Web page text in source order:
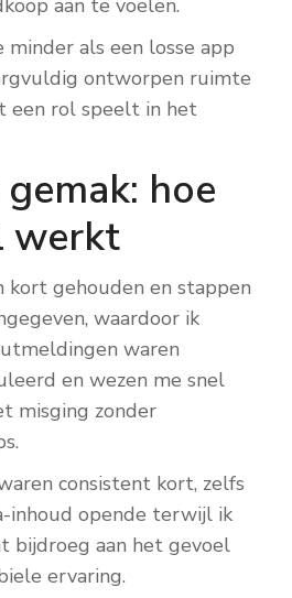
aan te voelen.
als een losse app
ontworpen ruimte
een rol speelt in het
hoe
werkt
kort gehouden en stappen
waardoor ik
waren
en wezen me snel
misging zonder
consistent kort, zelfs
inhoud opende terwijl ik
bijdroeg aan het gevoel
ervaring.